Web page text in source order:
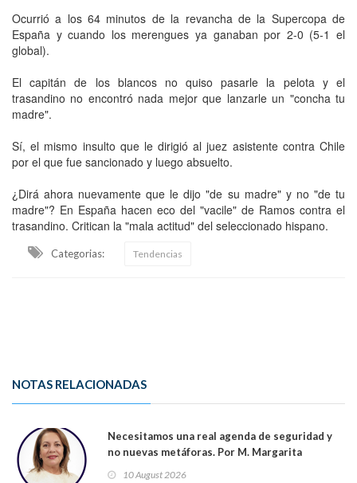
Ocurrió a los 64 minutos de la revancha de la Supercopa de
España y cuando los merengues ya ganaban por 2-0 (5-1 el
global).
El capitán de los blancos no quiso pasarle la pelota y el
trasandino no encontró nada mejor que lanzarle un "concha tu
madre".
Sí, el mismo insulto que le dirigió al juez asistente contra Chile
por el que fue sancionado y luego absuelto.
¿Dirá ahora nuevamente que le dijo "de su madre" y no "de tu
madre"? En España hacen eco del "vacile" de Ramos contra el
trasandino. Critican la "mala actitud" del seleccionado hispano.
Categorias: Tendencias
NOTAS RELACIONADAS
Necesitamos una real agenda de seguridad y
no nuevas metáforas. Por M. Margarita
10 August 2026